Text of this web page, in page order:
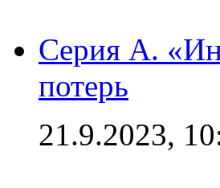
Серия А.
потерь
21.9.2023,